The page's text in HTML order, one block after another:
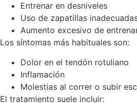
Entrenar en desniveles
Uso de zapatillas
Aumento excesivo de
Los síntomas más habituales son:
Dolor en el tendón rotuliano
Inflamación
Molestias al correr o subir
El tratamiento suele incluir: